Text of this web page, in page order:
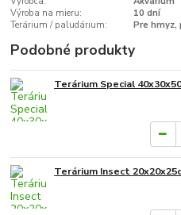
Výroba na mieru:
10 dní
Terárium / paludárium:
Pre hmyz,
Podobné produkty
Terárium Special
Terárium Insect